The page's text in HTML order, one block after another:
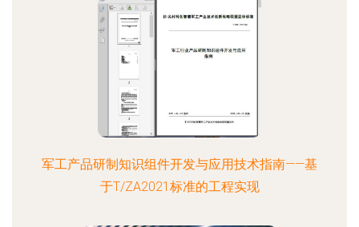
军工产品研制知识组件开发与应用技术指南——基
于T/ZA2021标准的工程实现